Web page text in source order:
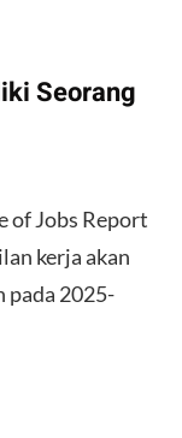
Seorang
of Jobs Report
kerja akan
pada 2025-